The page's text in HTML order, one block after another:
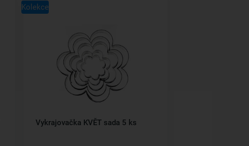
Kolekce
Vykrajovačka KVĚT sada 5 ks